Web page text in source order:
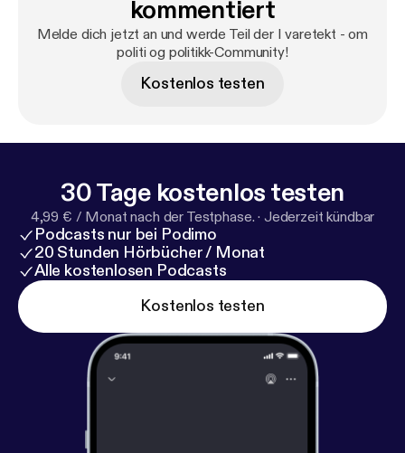
Politiets Fellesforbunds seneste podkast.
kommentiert
Melde dich jetzt an und werde Teil der I varetekt - om
politi og politikk-Community!
Kostenlos testen
30 Tage kostenlos testen
4,99 € / Monat nach der Testphase. · Jederzeit kündbar
Podcasts nur bei Podimo
20 Stunden Hörbücher / Monat
Alle kostenlosen Podcasts
Kostenlos testen